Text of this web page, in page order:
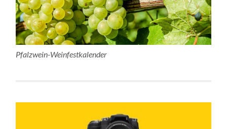
Pfalzwein-Weinfestkalender